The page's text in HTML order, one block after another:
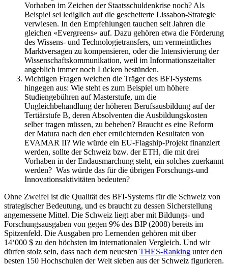
Vorhaben im Zeichen der Staatsschuldenkrise noch? Als
Beispiel sei lediglich auf die gescheiterte Lissabon-Strategie
verwiesen. In den Empfehlungen tauchen seit Jahren die
gleichen «Evergreens» auf. Dazu gehören etwa die Förderung
des Wissens- und Technologietransfers, um vermeintliches
Marktversagen zu kompensieren, oder die Intensivierung der
Wissenschaftskommunikation, weil im Informationszeitalter
angeblich immer noch Lücken bestünden.
Wichtigen Fragen weichen die Träger des BFI-Systems
hingegen aus: Wie steht es zum Beispiel um höhere
Studiengebühren auf Masterstufe, um die
Ungleichbehandlung der höheren Berufsausbildung auf der
Tertiärstufe B, deren Absolventen die Ausbildungskosten
selber tragen müssen, zu beheben? Braucht es eine Reform
der Matura nach den eher ernüchternden Resultaten von
EVAMAR II? Wie würde ein EU-Flagship-Projekt finanziert
werden, sollte der Schweiz bzw. der ETH, die mit drei
Vorhaben in der Endausmarchung steht, ein solches zuerkannt
werden? Was würde das für die übrigen Forschungs-und
Innovationsaktivitäten bedeuten?
Ohne Zweifel ist die Qualität des BFI-Systems für die Schweiz von
strategischer Bedeutung, und es braucht zu dessen Sicherstellung
angemessene Mittel. Die Schweiz liegt aber mit Bildungs- und
Forschungsausgaben von gegen 9% des BIP (2008) bereits im
Spitzenfeld. Die Ausgaben pro Lernenden gehören mit über
14‘000 $ zu den höchsten im internationalen Vergleich. Und wir
dürfen stolz sein, dass nach dem neuesten THES-Ranking unter den
besten 150 Hochschulen der Welt sieben aus der Schweiz figurieren.